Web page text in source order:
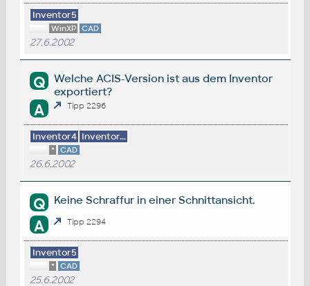
Inventor5
WinXP CAD
27.6.2002
Q
Welche ACIS-Version ist aus dem Inventor
exportiert?
A Tipp 2296
Inventor4 Inventor...
* CAD
26.6.2002
Q Keine Schraffur in einer Schnittansicht.
A Tipp 2294
Inventor5
* CAD
25.6.2002